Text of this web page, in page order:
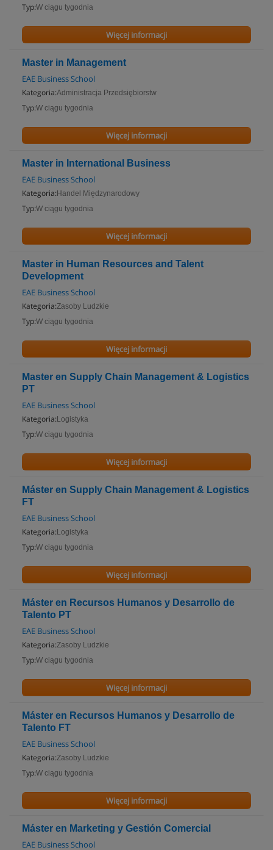
Typ:W ciągu tygodnia
Więcej informacji
Master in Management
EAE Business School
Kategoria:Administracja Przedsiębiorstw
Typ:W ciągu tygodnia
Więcej informacji
Master in International Business
EAE Business School
Kategoria: Handel Międzynarodowy
Typ:W ciągu tygodnia
Więcej informacji
Master in Human Resources and Talent
Development
EAE Business School
Kategoria:Zasoby Ludzkie
Typ:W ciągu tygodnia
Więcej informacji
Master en Supply Chain Management & Logistics
PT
EAE Business School
Kategoria: Logistyka
Typ:W ciągu tygodnia
Więcej informacji
Máster en Supply Chain Management & Logistics
FT
EAE Business School
Kategoria: Logistyka
Typ:W ciągu tygodnia
Więcej informacji
Máster en Recursos Humanos y Desarrollo de
Talento PT
EAE Business School
Kategoria:Zasoby Ludzkie
Typ:W ciągu tygodnia
Więcej informacji
Máster en Recursos Humanos y Desarrollo de
Talento FT
EAE Business School
Kategoria:Zasoby Ludzkie
Typ:W ciągu tygodnia
Więcej informacji
Máster en Marketing y Gestión Comercial
EAE Business School